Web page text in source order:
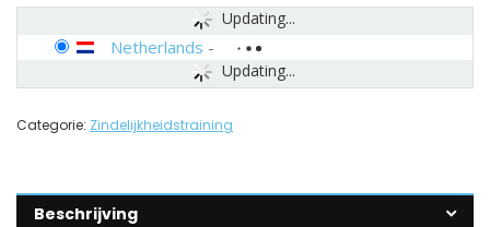
Updating...
Updating...
Netherlands -
Categorie: Zindelijkheidstraining
Beschrijving